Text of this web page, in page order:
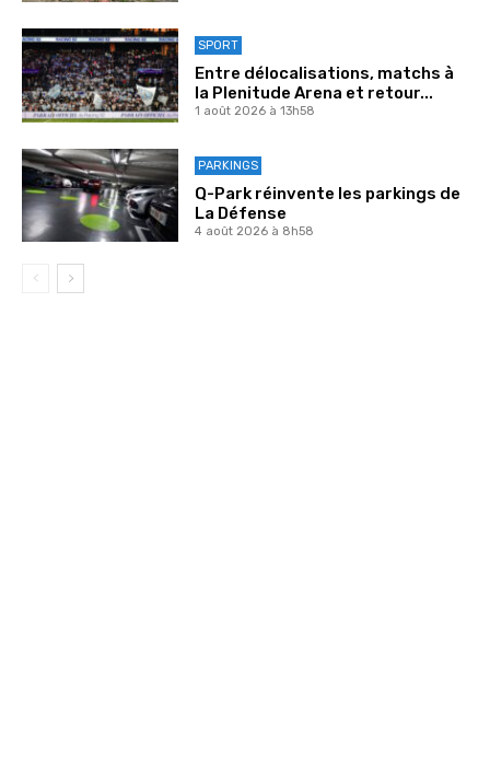
SPORT
Entre délocalisations, matchs à
la Plenitude Arena et retour...
1 août 2026 à 13h58
PARKINGS
Q-Park réinvente les parkings de
La Défense
4 août 2026 à 8h58